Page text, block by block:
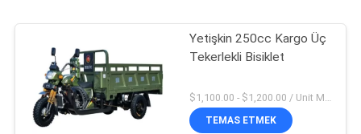
Yetişkin 250cc Kargo Üç
Tekerlekli Bisiklet
$1,100.00 - $1,200.00 / Unit MOQ:30 Birim / Birimler
TEMAS ETMEK